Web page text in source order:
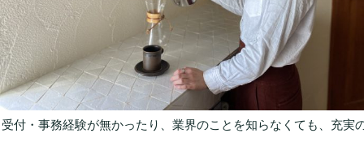
受付・事務経験が無かったり、業界のことを知らなくても、充実